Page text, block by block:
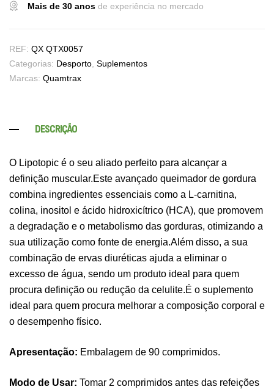
Mais de 30 anos de experiência no mercado
REF: QX QTX0057
Categorias: Desporto Suplementos
Marcas: Quamtrax
DESCRIÇÃO
O Lipotopic é o seu aliado perfeito para alcançar a
definição muscular.Este avançado queimador de gordura
combina ingredientes essenciais como a L-carnitina,
colina, inositol e ácido hidroxicítrico (HCA), que promovem
a degradação e o metabolismo das gorduras, otimizando a
sua utilização como fonte de energia.Além disso, a sua
combinação de ervas diuréticas ajuda a eliminar o
excesso de água, sendo um produto ideal para quem
procura definição ou redução da celulite.É o suplemento
ideal para quem procura melhorar a composição corporal e
o desempenho físico.
Apresentação: Embalagem de 90 comprimidos.
Modo de Usar: Tomar 2 comprimidos antes das refeições